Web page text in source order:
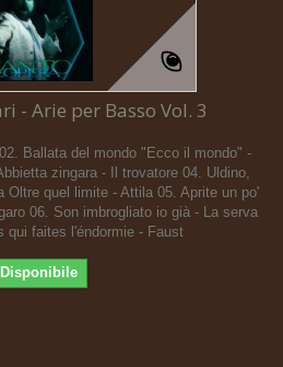
- Arie per Basso Vol. 3
Ballata del mondo "Ecco il mondo" -
zingara - Il trovatore 04. Uldino,
Oltre quel limite - Attila 05. Aprite un po'
06. Son imbrogliato io già - La serva
qui faites l'éndormie - Faust
Disponibile